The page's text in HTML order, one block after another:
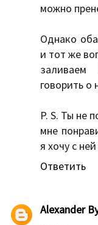
можно
Однако
и тот же
говорить о
P. S. Ты не
мне
я хочу с
Ответить
Alexander